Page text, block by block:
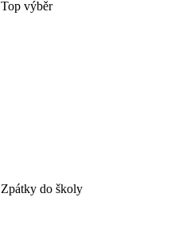
Top výběr
Zpátky do školy